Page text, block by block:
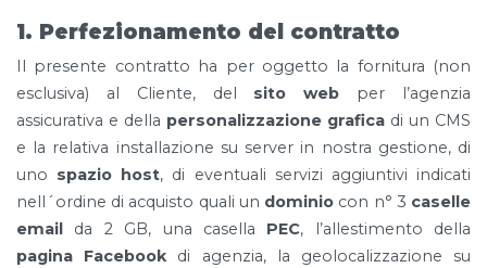
1. Perfezionamento del contratto
Il presente contratto ha per oggetto la fornitura (non
esclusiva) al Cliente, del sito web per l’agenzia
assicurativa e della personalizzazione grafica di un CMS
e la relativa installazione su server in nostra gestione, di
uno spazio host, di eventuali servizi aggiuntivi indicati
nell´ordine di acquisto quali un dominio con n° 3 caselle
email da 2 GB, una casella PEC, l’allestimento della
pagina Facebookdi agenzia, la geolocalizzazione su